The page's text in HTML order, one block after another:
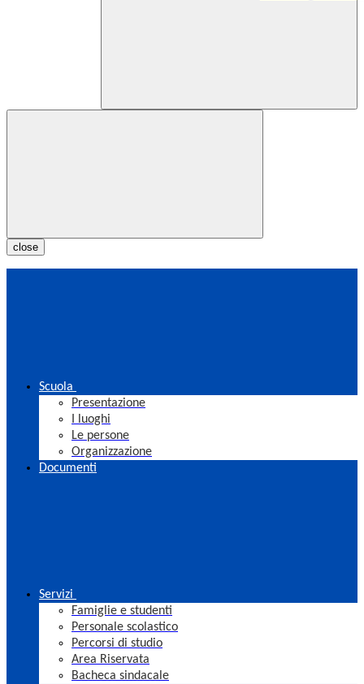
close
Scuola
Presentazione
I luoghi
Le persone
Organizzazione
Documenti
Servizi
Famiglie e studenti
Personale scolastico
Percorsi di studio
Area Riservata
Bacheca sindacale